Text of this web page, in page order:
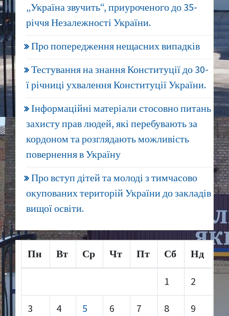
„Україна звучить“, приуроченого до 35-
річчя Незалежності України.
Про попередження нещасних випадків
Тестування на знання Конституції до 30-
ї річниці ухвалення Конституції України.
Інформаційні матеріали стосовно питань
захисту прав людей, які перебувають за
кордоном та розглядають можливість
повернення в Україну
Про вступ дітей та молоді з тимчасово
окупованих територій України до закладів
вищої освіти.
Пн Вт Ср Чт Пт Сб Нд
1 2
3 4 5 6 7 8 9